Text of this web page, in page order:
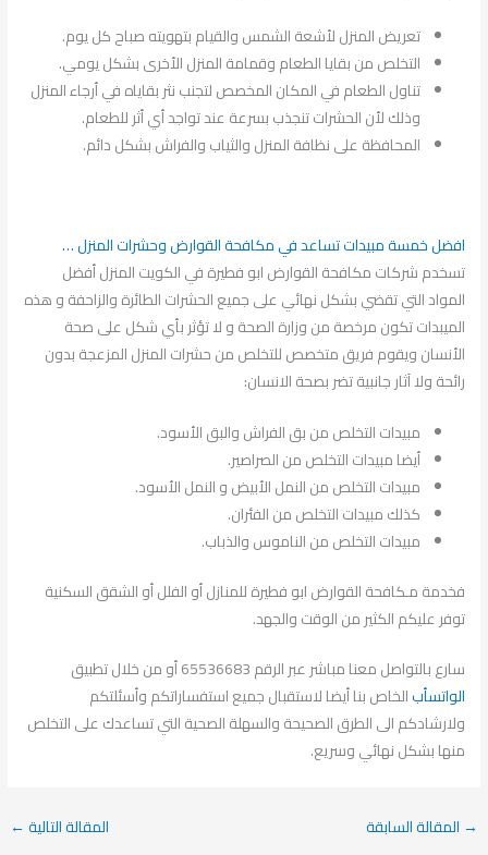
تعريض المنزل لأشعة الشمس والقيام بتهويته صباح كل يوم.
التخلص من بقايا الطعام وقمامة المنزل الأخرى بشكل يومي.
تناول الطعام في المكان المخصص لتجنب نثر بقاياه في أرجاء المنزل
وذلك لأن الحشرات تنجذب بسرعة عند تواجد أي أثر للطعام.
المحافظة على نظافة المنزل والثياب والفراش بشكل دائم.
افضل خمسة مبيدات تساعد في مكافحة القوارض وحشرات المنزل …
تسخدم شركات مكافحة القوارض ابو فطيرة في الكويت المنزل أفضل
المواد التي تقضي بشكل نهائي على جميع الحشرات الطائرة والزاحفة و هذه
الميبدات تكون مرخصة من وزارة الصحة و لا تؤثر بأي شكل على صحة
الأنسان ويقوم فريق متخصص للتخلص من حشرات المنزل المزعجة بدون
رائحة ولا آثار جانبية تضر بصحة الانسان:
مبيدات التخلص من بق الفراش والبق الأسود.
أيضا مبيدات التخلص من الصراصير.
مبيدات التخلص من النمل الأبيض و النمل الأسود.
كذلك مبيدات التخلص من الفئران.
مبيدات التخلص من الناموس والذباب.
فخدمة مـكافحة القوارض ابو فطيرة للمنازل أو الفلل أو الشقق السكنية
توفر عليكم الكثير من الوقت والجهد.
سارع بالتواصل معنا مباشر عبر الرقم 65536683 أو من خلال تطبيق
الواتسأبالخاص بنا أيضا لاستقبال جميع استفساراتكم وأسئلتكم
ولارشادكم الى الطرق الصحيحة والسهلة الصحية التي تساعدك على التخلص
منها بشكل نهائي وسريع.
→ المقالة السابقة المقالة التالية←